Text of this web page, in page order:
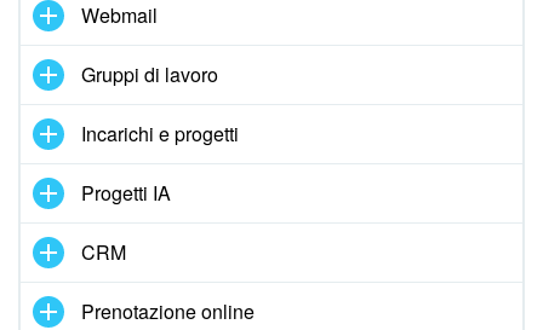
Bitrix24 On-Premise
Bitrix24 Messenger
Domande generali
Webmail
Gruppi di lavoro
Incarichi e progetti
Progetti IA
CRM
Prenotazione online